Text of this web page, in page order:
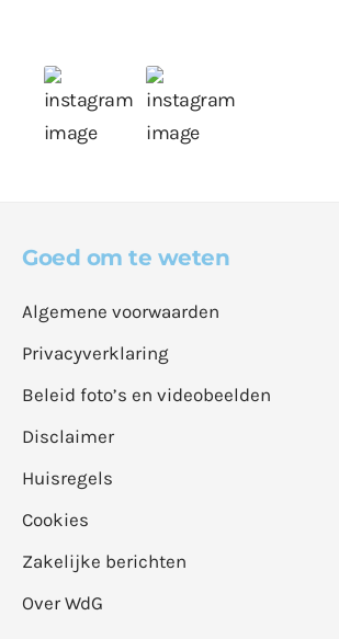
Goed om te weten
Algemene voorwaarden
Privacyverklaring
Beleid foto’s en videobeelden
Disclaimer
Huisregels
Cookies
Zakelijke berichten
Over WdG